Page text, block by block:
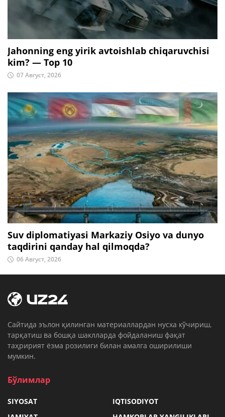
Jahonning eng yirik avtoishlab chiqaruvchisi
kim? — Top 10
07 Август, 2026
Suv diplomatiyasi Markaziy Osiyo va dunyo
taqdirini qanday hal qilmoqda?
06 Август, 2026
Cайтида эълон қилинган материаллардан нусха кўчириш,
тарқатиш ва бошқа шаклларда фойдаланиш фақат
таҳририят ёзма розилиги билан амалга оширилиши
мумкин.
Бўлимлар
SIYOSAT
IQTISODIYOT